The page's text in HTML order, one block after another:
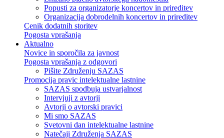
Popusti za organizatorje koncertov in prireditev
Organizacija dobrodelnih koncertov in prireditev
Cenik dodatnih storitev
Pogosta vprašanja
Aktualno
Novice in sporočila za javnost
Pogosta vprašanja z odgovori
Pišite Združenju SAZAS
Promocija pravic intelektualne lastnine
SAZAS spodbuja ustvarjalnost
Intervjuji z avtorji
Avtorji o avtorski pravici
Mi smo SAZAS
Svetovni dan intelektualne lastnine
Natečaji Združenja SAZAS